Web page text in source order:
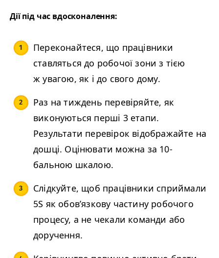
Дії під час вдосконалення:
Переконайтеся, що працівники
ставляться до робочої зони з тією
ж увагою, як і до свого дому.
Раз на тиждень перевіряйте, як
виконуються перші 3 етапи.
Результати перевірок відображайте на
дошці. Оцінювати можна за 10-
бальною шкалою.
Слідкуйте, щоб працівники сприймали
5S як обов’язкову частину робочого
процесу, а не чекали команди або
доручення.